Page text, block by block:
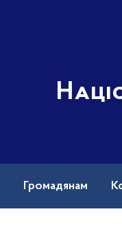
Громадянам